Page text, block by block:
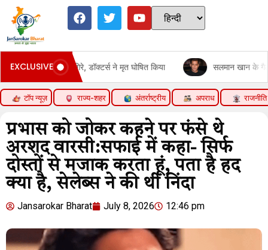
EXCLUSIVE
गिरे, डॉक्टर्स ने मृत घोषित किया सलमान खान के गैलेक्सी अपार्टमेंट के
टॉप न्यूज़ राज्य-शहर अंतर्राष्ट्रीय अपराध राजनीति
प्रभास को जोकर कहने पर फंसे थे
अरशद वारसी:सफाई में कहा- सिर्फ
दोस्तों से मजाक करता हूं, पता है हद
क्या है, सेलेब्स ने की थी निंदा
Jansarokar Bharat July 8, 2026 12:46 pm